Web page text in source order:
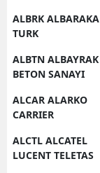
ALBRK ALBARAKA
TURK
ALBTN ALBAYRAK
BETON SANAYI
ALCAR ALARKO
CARRIER
ALCTL ALCATEL
LUCENT TELETAS